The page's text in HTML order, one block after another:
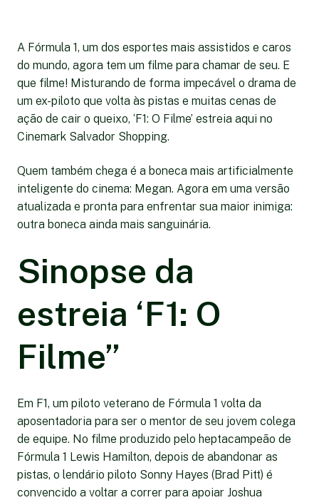
A Fórmula 1, um dos esportes mais assistidos e caros
do mundo, agora tem um filme para chamar de seu. E
que filme! Misturando de forma impecável o drama de
um ex-piloto que volta às pistas e muitas cenas de
ação de cair o queixo, ‘F1: O Filme’ estreia aqui no
Cinemark Salvador Shopping.
Quem também chega é a boneca mais artificialmente
inteligente do cinema: Megan. Agora em uma versão
atualizada e pronta para enfrentar sua maior inimiga:
outra boneca ainda mais sanguinária.
Sinopse da
estreia ‘F1: O
Filme”
Em F1, um piloto veterano de Fórmula 1 volta da
aposentadoria para ser o mentor de seu jovem colega
de equipe. No filme produzido pelo heptacampeão de
Fórmula 1 Lewis Hamilton, depois de abandonar as
pistas, o lendário piloto Sonny Hayes (Brad Pitt) é
convencido a voltar a correr para apoiar Joshua